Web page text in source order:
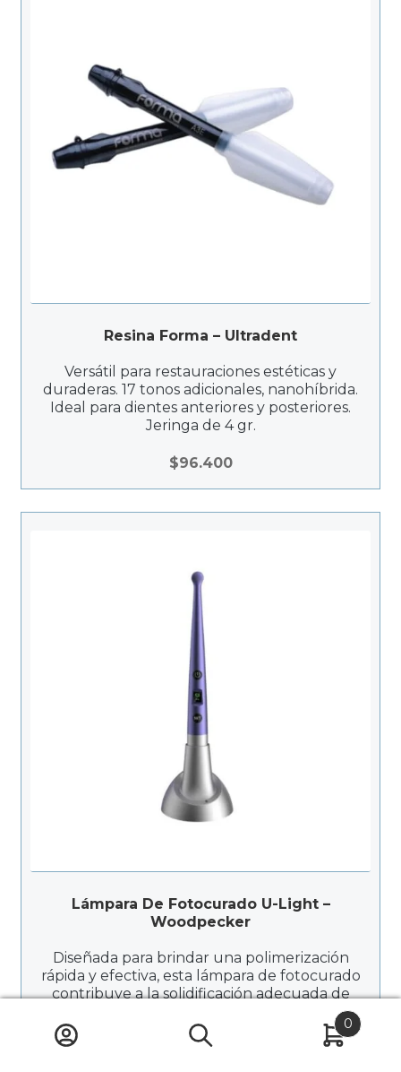
Resina Forma – Ultradent
Versátil para restauraciones estéticas y
duraderas. 17 tonos adicionales, nanohíbrida.
Ideal para dientes anteriores y posteriores.
Jeringa de 4 gr.
$96.400
Lámpara De Fotocurado U-Light –
Woodpecker
Diseñada para brindar una polimerización
rápida y efectiva, esta lámpara de fotocurado
contribuye a la solidificación adecuada de
fotosensibles. La O-LIGHT II es una
herramienta clave en procedimientos
1.650.000
0